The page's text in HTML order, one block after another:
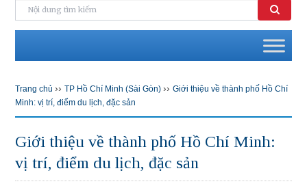
Trang chủ ››TP Hồ Chí Minh (Sài Gòn) ››Giới thiệu về thành phố Hồ Chí
Minh: vị trí, điểm du lịch, đặc sản
Giới thiệu về thành phố Hồ Chí Minh:
vị trí, điểm du lịch, đặc sản